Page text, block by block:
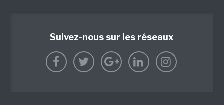
Suivez-nous sur les réseaux